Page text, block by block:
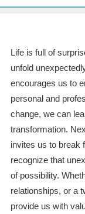
Life is full of
unfold
encourages us to
personal and
change, we can
transformation.
invites us to break
recognize that
of possibility.
relationships, or a
provide us with